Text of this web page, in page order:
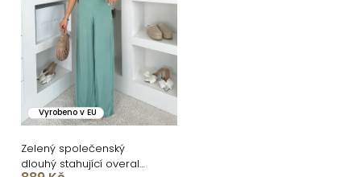
d
u
t
ů
s
p
r
o
d
u
Vyrobeno v EU
Zelený společenský
dlouhý stahující overal